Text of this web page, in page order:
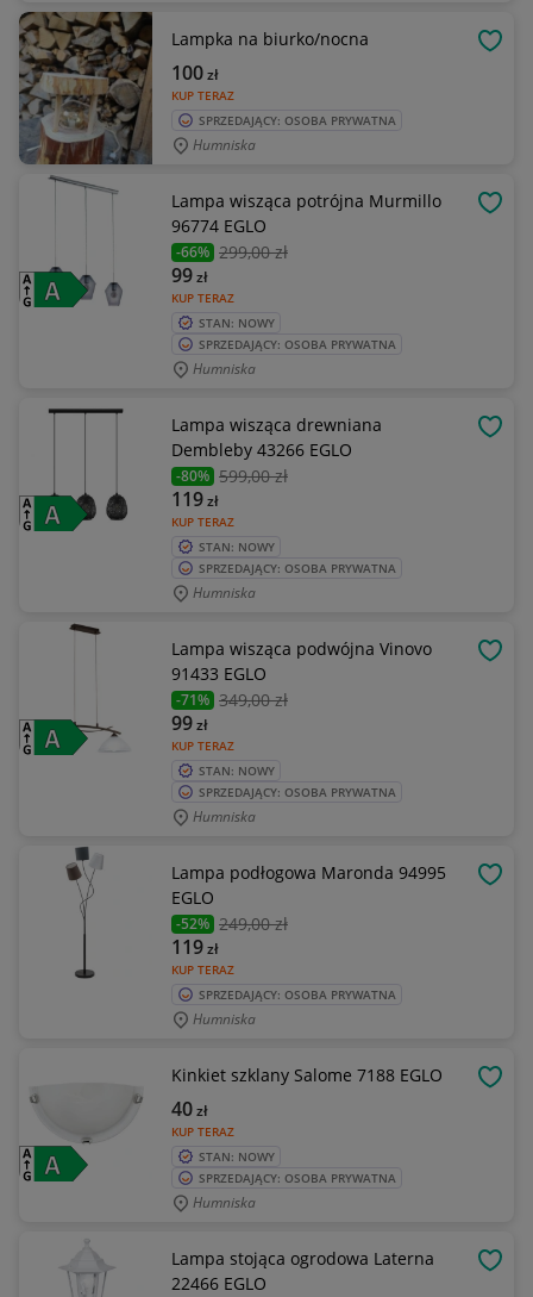
Lampka na biurko/nocna
KUP TERAZ
100zł
SPRZEDAJĄCY: OSOBA PRYWATNA
Humniska
Lampa wisząca potrójna Murmillo
96774 EGLO
-66% 299,00 zł
KUP TERAZ
99zł
STAN: NOWY
SPRZEDAJĄCY: OSOBA PRYWATNA
Humniska
Lampa wisząca drewniana
Dembleby 43266 EGLO
-80% 599,00 zł
KUP TERAZ
119zł
STAN: NOWY
SPRZEDAJĄCY: OSOBA PRYWATNA
Humniska
Lampa wisząca podwójna Vinovo
91433 EGLO
-71% 349,00 zł
KUP TERAZ
99zł
STAN: NOWY
SPRZEDAJĄCY: OSOBA PRYWATNA
Humniska
Lampa podłogowa Maronda 94995
EGLO
-52% 249,00 zł
KUP TERAZ
119zł
SPRZEDAJĄCY: OSOBA PRYWATNA
Humniska
Kinkiet szklany Salome 7188 EGLO
KUP TERAZ
40zł
STAN: NOWY
SPRZEDAJĄCY: OSOBA PRYWATNA
Humniska
Lampa stojąca ogrodowa Laterna
22466 EGLO